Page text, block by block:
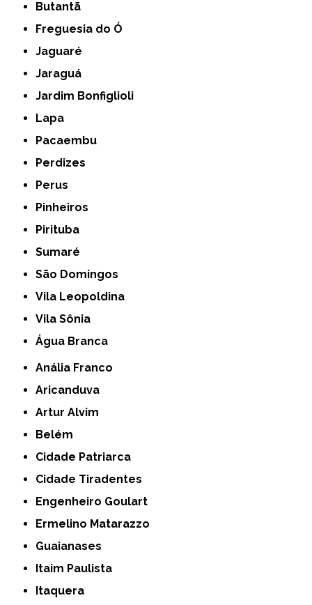
Butantã
Freguesia do Ó
Jaguaré
Jaraguá
Jardim Bonfiglioli
Lapa
Pacaembu
Perdizes
Perus
Pinheiros
Pirituba
Sumaré
São Domingos
Vila Leopoldina
Vila Sônia
Água Branca
Anália Franco
Aricanduva
Artur Alvim
Belém
Cidade Patriarca
Cidade Tiradentes
Engenheiro Goulart
Ermelino Matarazzo
Guaianases
Itaim Paulista
Itaquera